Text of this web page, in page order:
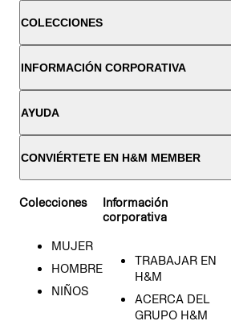
COLECCIONES
INFORMACIÓN CORPORATIVA
AYUDA
CONVIÉRTETE EN H&M MEMBER
Colecciones
MUJER
HOMBRE
NIÑOS
Información
corporativa
TRABAJAR EN
H&M
ACERCA DEL
GRUPO H&M